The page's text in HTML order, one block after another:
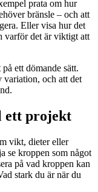
prata om hur
bränsle – och att
Eller visa hur det
varför det är viktigt att
ett dömande sätt.
variation, och att det
ett projekt
vikt, dieter eller
se kroppen som något
på vad kroppen kan
stark du är när du